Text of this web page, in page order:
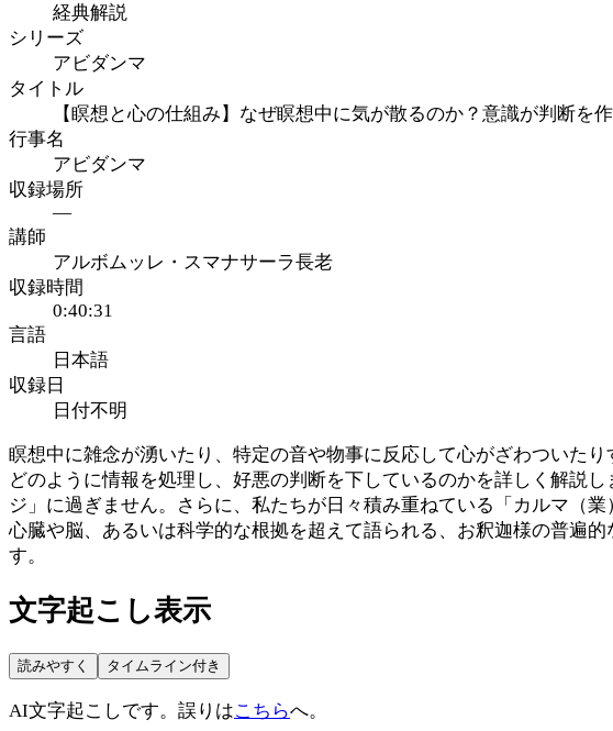
経典解説
シリーズ
アビダンマ
タイトル
【瞑想と心の仕組み】なぜ瞑想中に気が散るのか？意識が判断を
行事名
アビダンマ
収録場所
—
講師
アルボムッレ・スマナサーラ長老
収録時間
0:40:31
言語
日本語
収録日
日付不明
瞑想中に雑念が湧いたり、特定の音や物事に反応して心がざわついた
どのように情報を処理し、好悪の判断を下しているのかを詳しく解説
ジ」に過ぎません。さらに、私たちが日々積み重ねている「カルマ（
心臓や脳、あるいは科学的な根拠を超えて語られる、お釈迦様の普遍
す。
文字起こし表示
読みやすく タイムライン付き
AI文字起こしです。誤りはこちらへ。